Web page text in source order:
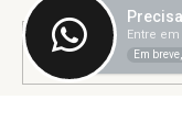
Ligeirinho
2026
Escreva um
Entre
Em